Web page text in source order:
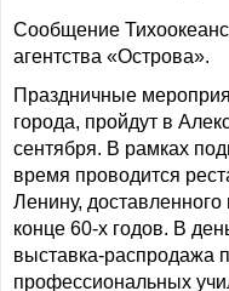
Сообщение
агентства «Острова».
Праздничные
города, пройдут в
сентября. В рамках
время проводится
Ленину,
конце 60-х годов. В
выставка-распродажа
профессиональных